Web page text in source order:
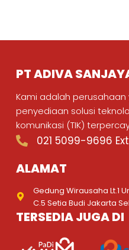
PT ADIVA
Kami adalah
penyediaan solusi
komunikasi (TIK)
021 5099-9696
ALAMAT
Gedung Wirausaha Lt.1
C.5 Setia Budi Jakarta
TERSEDIA JUGA DI